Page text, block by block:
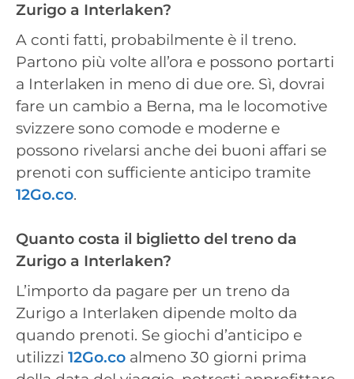
Zurigo a Interlaken?
A conti fatti, probabilmente è il treno.
Partono più volte all’ora e possono portarti
a Interlaken in meno di due ore. Sì, dovrai
fare un cambio a Berna, ma le locomotive
svizzere sono comode e moderne e
possono rivelarsi anche dei buoni affari se
prenoti con sufficiente anticipo tramite
12Go.co.
Quanto costa il biglietto del treno da
Zurigo a Interlaken?
L’importo da pagare per un treno da
Zurigo a Interlaken dipende molto da
quando prenoti. Se giochi d’anticipo e
utilizzi 12Go.co almeno 30 giorni prima